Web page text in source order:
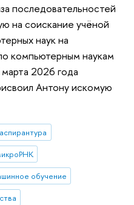
последовательностей
на соискание учёной
наук на
компьютерным наукам
2026 года
Антону искомую
аспирантура
обучение